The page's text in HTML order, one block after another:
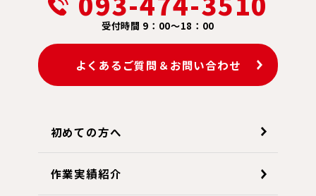
受付時間 9：00～18：00
よくあるご質問＆お問い合わせ
初めての方へ
作業実績紹介